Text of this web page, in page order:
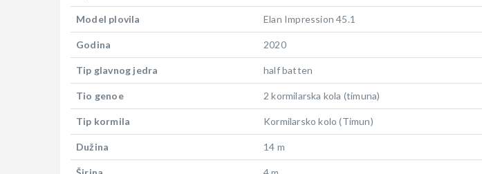
Model plovila Elan Impression 45.1
Godina 2020
Tip glavnog jedra half batten
Tio genoe 2 kormilarska kola (timuna)
Tip kormila Kormilarsko kolo (Timun)
Dužina 14 m